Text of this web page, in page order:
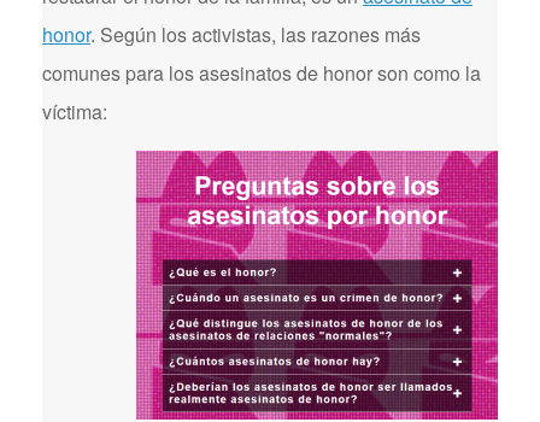
honor. Según los activistas, las razones más
comunes para los asesinatos de honor son como la
víctima: